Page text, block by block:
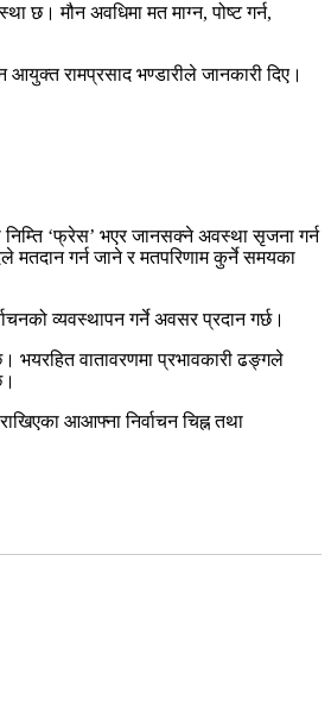
छ। मौन अवधिमा मत माग्न, पोष्ट गर्न,
आयुक्त रामप्रसाद भण्डारीले जानकारी दिए।
निम्ति ‘फ्रेस’ भएर जानसक्ने अवस्था सृजना गर्न
मतदान गर्न जाने र मतपरिणाम कुर्ने समयका
व्यवस्थापन गर्ने अवसर प्रदान गर्छ।
भयरहित वातावरणमा प्रभावकारी ढङ्गले
आआफ्ना निर्वाचन चिह्न तथा